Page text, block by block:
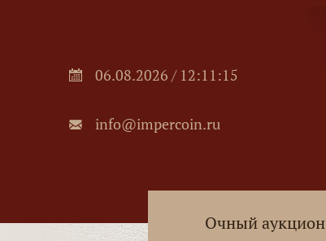
06.08.2026 / 12:11:16
info@impercoin.ru
Очный аукцион